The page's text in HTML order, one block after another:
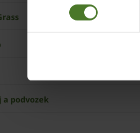
Impressum
a podvozek